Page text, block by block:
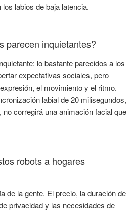
labios de baja latencia.
parecen inquietantes?
lo bastante parecidos a los
expectativas sociales, pero
el movimiento y el ritmo.
labial de 20 milisegundos,
corregirá una animación facial que
robots a hogares
de la gente. El precio, la duración de
privacidad y las necesidades de